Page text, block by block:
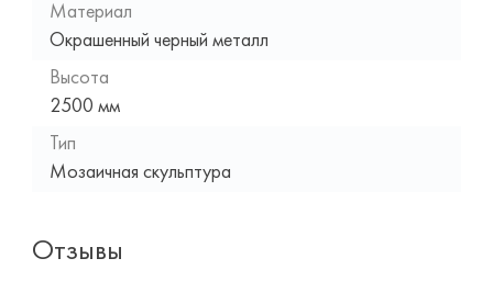
Материал
Окрашенный черный металл
Высота
2500 мм
Тип
Мозаичная скульптура
Отзывы